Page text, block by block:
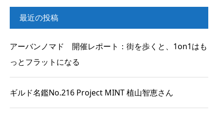
最近の投稿
アーバンノマド 開催レポート：街を歩くと、1on1はも
っとフラットになる
ギルド名鑑No.216 Project MINT 植山智恵さん